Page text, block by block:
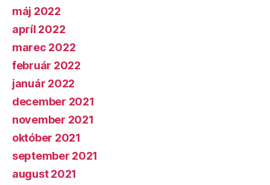
máj 2022
apríl 2022
marec 2022
február 2022
január 2022
december 2021
november 2021
október 2021
september 2021
august 2021